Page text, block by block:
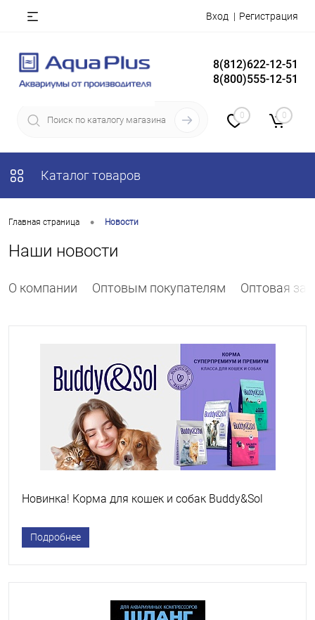
Вход Регистрация
8(812)622-12-51
8(800)555-12-51
0 0
Каталог товаров
Главная страница • Новости
Наши новости
О компании Оптовым покупателям Оптовая
Новинка! Корма для кошек и собак Buddy&Sol
Подробнее